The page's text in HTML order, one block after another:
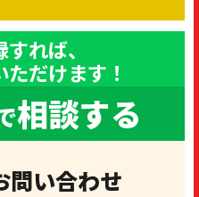
れば、
だけます！
相談する
問い合わせ